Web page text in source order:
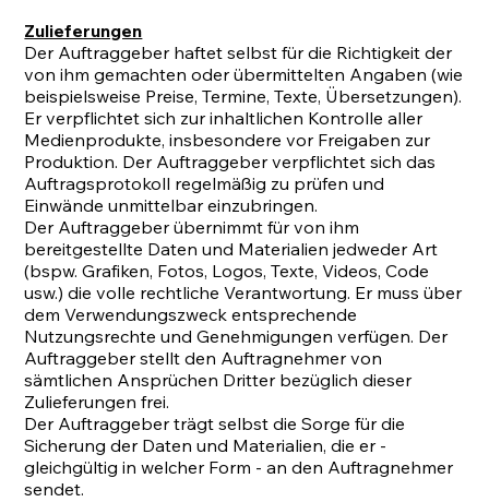
Zulieferungen
Der Auftraggeber haftet selbst für die Richtigkeit der
von ihm gemachten oder übermittelten Angaben (wie
beispielsweise Preise, Termine, Texte, Übersetzungen).
Er verpflichtet sich zur inhaltlichen Kontrolle aller
Medienprodukte, insbesondere vor Freigaben zur
Produktion. Der Auftraggeber verpflichtet sich das
Auftragsprotokoll regelmäßig zu prüfen und
Einwände unmittelbar einzubringen.
Der Auftraggeber übernimmt für von ihm
bereitgestellte Daten und Materialien jedweder Art
(bspw. Grafiken, Fotos, Logos, Texte, Videos, Code
usw.) die volle rechtliche Verantwortung. Er muss über
dem Verwendungszweck entsprechende
Nutzungsrechte und Genehmigungen verfügen. Der
Auftraggeber stellt den Auftragnehmer von
sämtlichen Ansprüchen Dritter bezüglich dieser
Zulieferungen frei.
Der Auftraggeber trägt selbst die Sorge für die
Sicherung der Daten und Materialien, die er -
gleichgültig in welcher Form - an den Auftragnehmer
sendet.